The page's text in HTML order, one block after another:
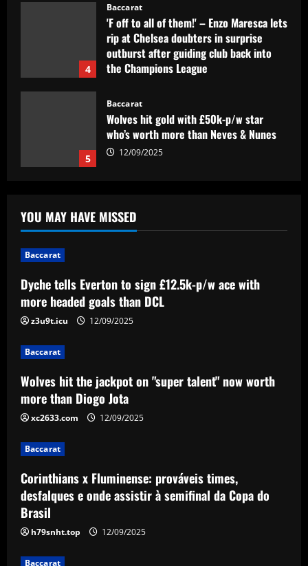
4
Baccarat
'F off to all of them!' – Enzo Maresca lets
rip at Chelsea doubters in surprise
outburst after guiding club back into
the Champions League
5
Baccarat
Wolves hit gold with £50k-p/w star
who’s worth more than Neves & Nunes
12/09/2025
Dyche tells Everton to sign £12.5k-p/w
ace with more headed goals than DCL
Baccarat
Wolves hit the jackpot on "super talent"
now worth more than Diogo Jota
Corinthians x Fluminense: prováveis
times, desfalques e onde assistir à
'F off to all of them!' – Enzo Maresca lets
rip at Chelsea doubters in surprise
outburst after guiding club back into
12/09/2025
YOU MAY HAVE MISSED
Baccarat
Dyche tells Everton to sign £12.5k-p/w ace with
more headed goals than DCL
z3u9t.icu 12/09/2025
Baccarat
Wolves hit the jackpot on "super talent" now worth
more than Diogo Jota
xc2633.com 12/09/2025
Baccarat
Corinthians x Fluminense: prováveis times,
desfalques e onde assistir à semifinal da Copa do
Brasil
h79snht.top 12/09/2025
Baccarat